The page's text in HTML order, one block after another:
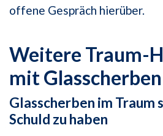
offene Gespräch hierüber.
Weitere Traum-
mit Glasscherben
Glasscherben im Traum
Schuld zu haben